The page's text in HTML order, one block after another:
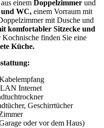
einem Doppelzimmer und
und WC, einem Vorraum mit
mit Dusche und
komfortabler Sitzecke und
finden Sie eine
Küche.
Internet
Geschirrtücher
oder vor dem Haus)